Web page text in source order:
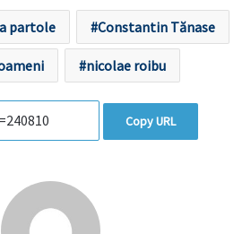
partole Constantin Tănase
nicolae roibu
Copy URL